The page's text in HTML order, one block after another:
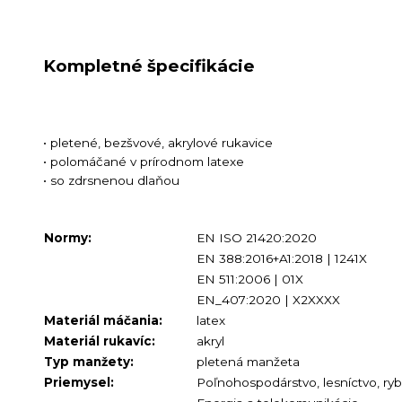
Kompletné špecifikácie
• pletené, bezšvové, akrylové rukavice
• polomáčané v prírodnom latexe
• so zdrsnenou dlaňou
Normy:
EN ISO 21420:2020
EN 388:2016+A1:2018 | 1241X
EN 511:2006 | 01X
EN_407:2020 | X2XXXX
Materiál máčania:
latex
Materiál rukavíc:
akryl
Typ manžety:
pletená manžeta
Priemysel:
Poľnohospodárstvo, lesníctvo,